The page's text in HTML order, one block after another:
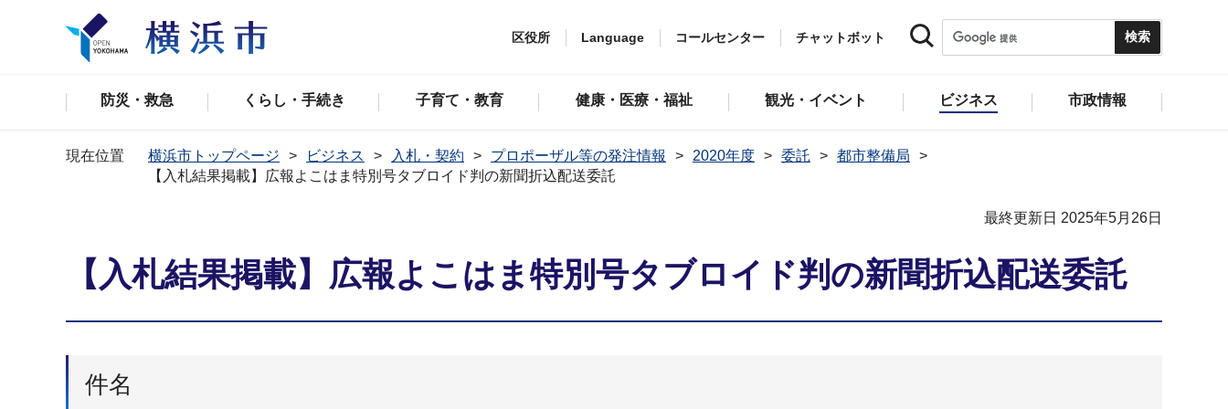
区役所 Language コールセンター チャットボット
防災・救急 くらし・手続き 子育て・教育 健康・医療・福祉 観光・イベント ビジネス 市政情報
現在位置 横浜市トップページ ビジネス 入札・契約 プロポーザル等の発注情報 2020年度 委託
都市整備局
【入札結果掲載】広報よこはま特別号タブロイド判の新聞折込配送委託
最終更新日 2025年5月26日
【入札結果掲載】広報よこはま特別号タブロイド判の新聞折込配送委託
件名